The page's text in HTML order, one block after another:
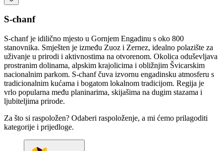
S-chanf
S-chanf je idilično mjesto u Gornjem Engadinu s oko 800
stanovnika. Smješten je između Zuoz i Zernez, idealno polazište za
uživanje u prirodi i aktivnostima na otvorenom. Okolica oduševljava
prostranim dolinama, alpskim krajolicima i obližnjim Švicarskim
nacionalnim parkom. S-chanf čuva izvornu engadinsku atmosferu s
tradicionalnim kućama i bogatom lokalnom tradicijom. Regija je
vrlo popularna među planinarima, skijašima na dugim stazama i
ljubiteljima prirode.
Za što si raspoložen? Odaberi raspoloženje, a mi ćemo prilagoditi
kategorije i prijedloge.